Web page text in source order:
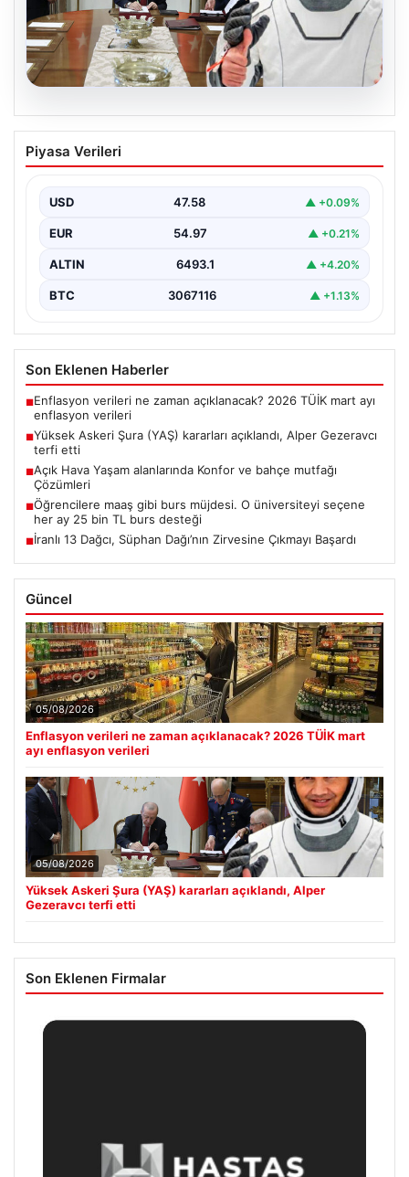
05.08.2026
Yüksek Askeri Şura (YAŞ) kararları
açıklandı, Alper Gezeravcı terfi etti
Piyasa Verileri
USD 47.58 ▲ +0.09%
EUR 54.97 ▲ +0.21%
ALTIN 6493.1 ▲ +4.20%
BTC 3067116 ▲ +1.13%
Son Eklenen Haberler
■Enflasyon verileri ne zaman açıklanacak? 2026 TÜİK mart ayı
enflasyon verileri
■Yüksek Askeri Şura (YAŞ) kararları açıklandı, Alper Gezeravcı
terfi etti
■Açık Hava Yaşam alanlarında Konfor ve bahçe mutfağı
Çözümleri
■Öğrencilere maaş gibi burs müjdesi. O üniversiteyi seçene
her ay 25 bin TL burs desteği
■İranlı 13 Dağcı, Süphan Dağı’nın Zirvesine Çıkmayı Başardı
Güncel
05/08/2026
Enflasyon verileri ne zaman açıklanacak? 2026 TÜİK mart
ayı enflasyon verileri
05/08/2026
Yüksek Askeri Şura (YAŞ) kararları açıklandı, Alper
Gezeravcı terfi etti
Son Eklenen Firmalar